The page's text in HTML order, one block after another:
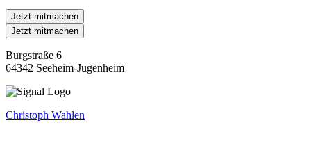
Jetzt mitmachen
Jetzt mitmachen
Burgstraße 6
64342 Seeheim-Jugenheim
Christoph Wahlen